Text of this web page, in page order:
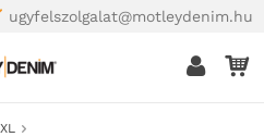
ugyfelszolgalat@motleydenim.hu